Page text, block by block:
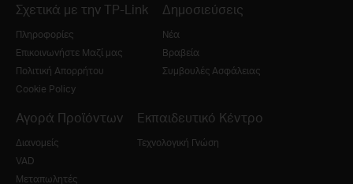
Σχετικά με την TP-Link
Πληροφορίες
Επικοινωνήστε Μαζί μας
Πολιτική Απορρήτου
Cookie Policy
Δημοσιεύσεις
Νέα
Βραβεία
Συμβουλές Ασφάλειας
Αγορά Προϊόντων
Διανομείς
VAD
Μεταπωλητές
Εκπαιδευτικό Κέντρο
Τεχνολογική Γνώση